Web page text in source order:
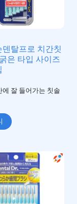
덴탈프로 치간칫
은 타입 사이즈
에 잘 들어가는 칫솔